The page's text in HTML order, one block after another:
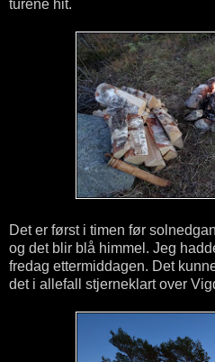
turene hit.
Det er først i timen før
og det blir blå himmel. Jeg
fredag ettermiddagen. Det
det i allefall stjerneklart over